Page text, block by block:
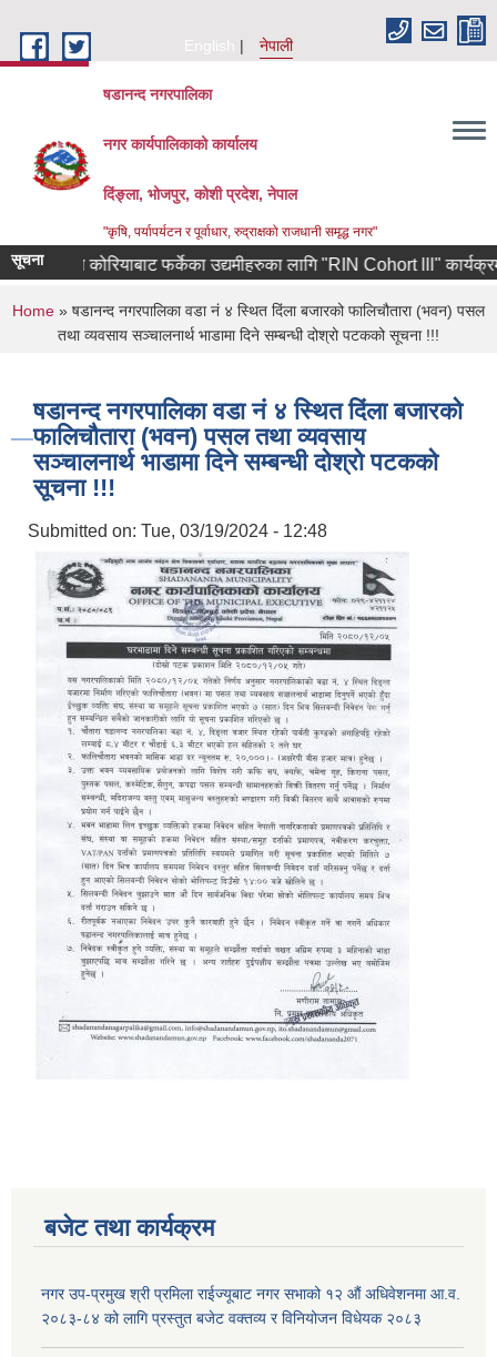
English
नेपाली
षडानन्द नगरपालिका
नगर कार्यपालिकाको कार्यालय
दिंङ्ला, भोजपुर, कोशी प्रदेश, नेपाल
"कृषि, पर्यापर्यटन र पूर्वाधार, रुद्राक्षको राजधानी समृद्ध नगर"
सूचना
दक्षिण कोरियाबाट फर्केका उद्यमीहरुका लागि "RIN Cohort lll"
You are here
Home » षडानन्द नगरपालिका वडा नं ४ स्थित दिंला बजारको फालिचौतारा (भवन) पसल
तथा व्यवसाय सञ्चालनार्थ भाडामा दिने सम्बन्धी दोश्रो पटकको सूचना !!!
षडानन्द नगरपालिका वडा नं ४ स्थित दिंला बजारको
फालिचौतारा (भवन) पसल तथा व्यवसाय
सञ्चालनार्थ भाडामा दिने सम्बन्धी दोश्रो पटकको
सूचना !!!
Submitted on: Tue, 03/19/2024 - 12:48
बजेट तथा कार्यक्रम
नगर उप-प्रमुख श्री प्रमिला राईज्यूबाट नगर सभाको १२ ‍औं अधिवेशनमा आ.व.
२०८३-८४ को लागि प्रस्तुत बजेट वक्तव्य र विनियोजन विधेयक २०८३